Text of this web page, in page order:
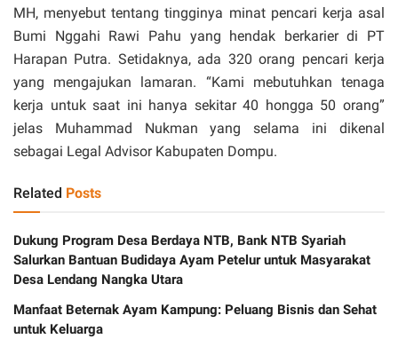
MH, menyebut tentang tingginya minat pencari kerja asal
Bumi Nggahi Rawi Pahu yang hendak berkarier di PT
Harapan Putra. Setidaknya, ada 320 orang pencari kerja
yang mengajukan lamaran. “Kami mebutuhkan tenaga
kerja untuk saat ini hanya sekitar 40 hongga 50 orang”
jelas Muhammad Nukman yang selama ini dikenal
sebagai Legal Advisor Kabupaten Dompu.
Related Posts
Dukung Program Desa Berdaya NTB, Bank NTB Syariah
Salurkan Bantuan Budidaya Ayam Petelur untuk Masyarakat
Desa Lendang Nangka Utara
Manfaat Beternak Ayam Kampung: Peluang Bisnis dan Sehat
untuk Keluarga